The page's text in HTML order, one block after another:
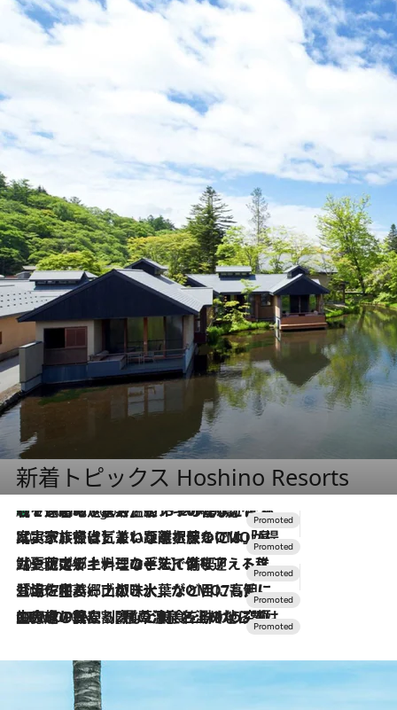
新着トピックス Hoshino Resorts
5 Hours Ago
【トンボの足水浴】ヒノキの香りに包まれて涼感マックス！約13℃の湧水かけ流しを避暑地「星野温泉 トンボの湯」で体験
2026.7.31
【ホテル帰省】という選択肢をOMOが提案。家族とほどよい距離を保つには「昼は実家、夜は気兼ねなくホテルで！」
2026.7.24
【夏限定ディナーコース】旬を迎える稚鮎や花ズッキーニなどをイタリア・トスカーナの郷土料理の手法で満喫！
2026.7.17
「土佐和ハーブかき氷」がOMO7高知に登場！生姜、山椒、大葉など目にも舌にも涼を呼ぶ郷土の味
2026.7.10
NEW OPEN！【界 草津】名湯の地に誕生。趣の異なる2種の温泉と上州ならではの会席・蕎麦割烹など美食を味わう究極の癒やし旅